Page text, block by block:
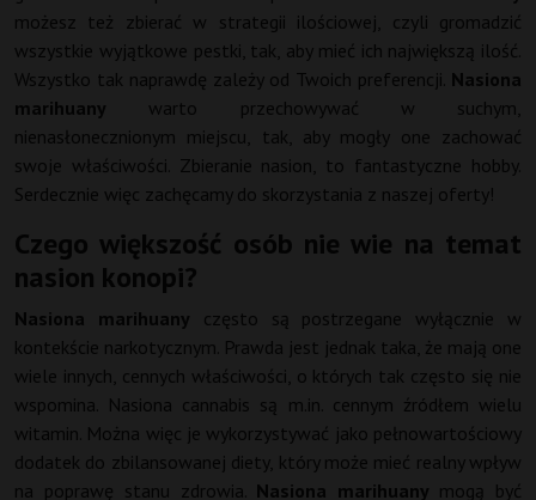
możesz też zbierać w strategii ilościowej, czyli gromadzić
wszystkie wyjątkowe pestki, tak, aby mieć ich największą ilość.
Wszystko tak naprawdę zależy od Twoich preferencji. Nasiona
marihuany warto przechowywać w suchym,
nienasłonecznionym miejscu, tak, aby mogły one zachować
swoje właściwości. Zbieranie nasion, to fantastyczne hobby.
Serdecznie więc zachęcamy do skorzystania z naszej oferty!
Czego większość osób nie wie na temat
nasion konopi?
Nasiona marihuany często są postrzegane wyłącznie w
kontekście narkotycznym. Prawda jest jednak taka, że mają one
wiele innych, cennych właściwości, o których tak często się nie
wspomina. Nasiona cannabis są m.in. cennym źródłem wielu
witamin. Można więc je wykorzystywać jako pełnowartościowy
dodatek do zbilansowanej diety, który może mieć realny wpływ
na poprawę stanu zdrowia. Nasiona marihuany mogą być